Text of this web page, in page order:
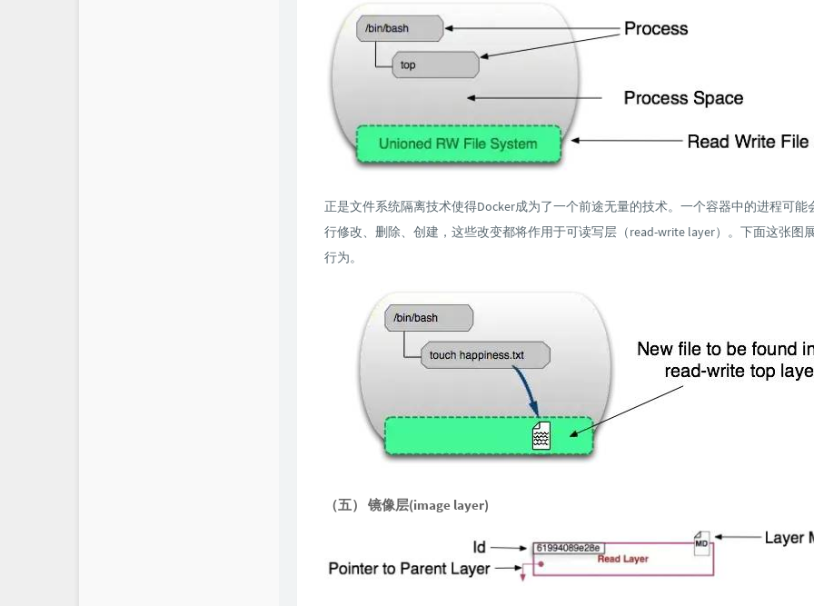
正是文件系统隔离技术使得Docker成为了一个前途无量的技术。一个容器中的进程可能
行修改、删除、创建，这些改变都将作用于可读写层（read-write layer）。下面这张图
行为。
（五） 镜像层(image layer)